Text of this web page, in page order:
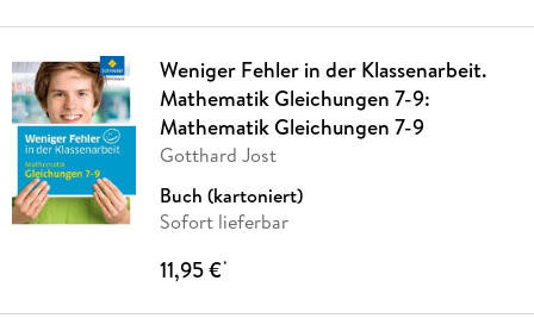
Weniger Fehler in der Klassenarbeit.
Mathematik Gleichungen 7-9:
Mathematik Gleichungen 7-9
Gotthard Jost
Buch (kartoniert)
Sofort lieferbar
11,95 €*